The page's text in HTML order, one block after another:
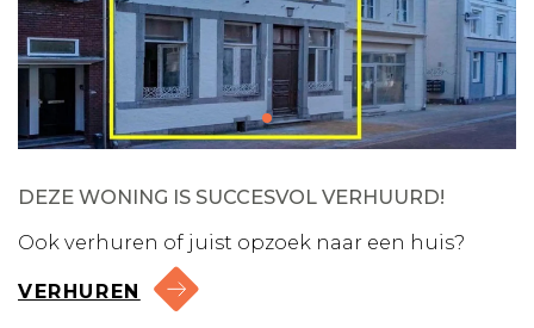
DEZE WONING IS SUCCESVOL VERHUURD!
Ook verhuren of juist opzoek naar een huis?
VERHUREN